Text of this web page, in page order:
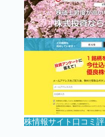
株情報サイト口コミ評